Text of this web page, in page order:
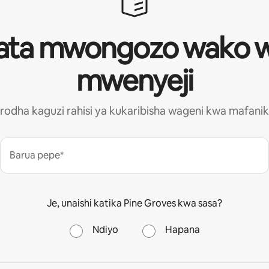
mwongozo wako
mwenyeji
kaguzi rahisi ya kukaribisha wageni kwa
Barua pepe*
Je, unaishi katika Pine Groves kwa sasa?
Ndiyo Hapana